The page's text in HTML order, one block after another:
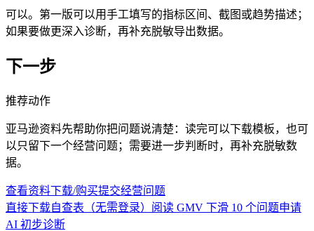
可以。第一版可以用手工填写的指标区间、截图或趋势描述；
如果要做更深入诊断，再补充脱敏导出数据。
下一步
推荐动作
亚马逊资料先帮助你把问题说清楚：读完可以下载模板，也可
以只留下一个经营问题；需要进一步判断时，再补充脱敏数
据。
查看资料下载/购买提交经营问题
直接下载自查表（无需登录） 阅读 GMV 下滑 10 个问题申请
AI 初步诊断